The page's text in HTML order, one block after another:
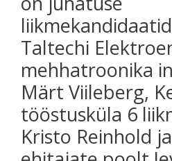
Taltechi
mehhatroonika
Märt Viileberg,
tööstusküla 6
Kristo Reinhold